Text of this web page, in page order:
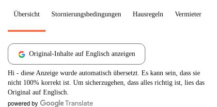
Übersicht Stornierungsbedingungen Hausregeln Vermieter
Original-Inhalte auf Englisch anzeigen
Hi - diese Anzeige wurde automatisch übersetzt. Es kann sein, dass sie
nicht 100% korrekt ist. Um sicherzugehen, dass alles richtig ist, lies das
Original auf Englisch.